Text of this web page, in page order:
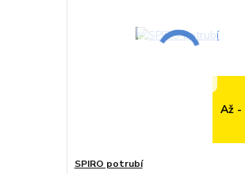
Až -
SPIRO potrubí